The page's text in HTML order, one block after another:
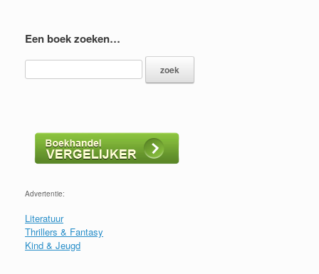
Een boek zoeken…
Advertentie:
Literatuur
Thrillers & Fantasy
Kind & Jeugd